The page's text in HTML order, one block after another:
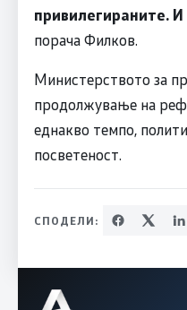
привилегираните.
порача Филков.
Министерството за
продолжување на
еднакво темпо,
посветеност.
СПОДЕЛИ: